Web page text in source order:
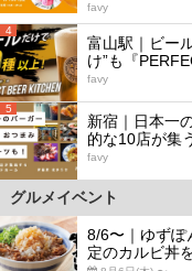
favy
4
富山駅｜ビー
け”も『
favy
5
新宿｜日本一
的な10店が集
favy
グルメイベント
8/6〜｜ゆずぽ
定のカルビ丼